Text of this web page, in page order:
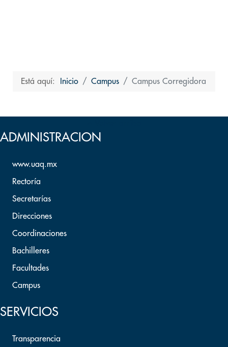
Está aquí: Inicio Campus Campus Corregidora
ADMINISTRACION
www.uaq.mx
Rectoría
Secretarías
Direcciones
Coordinaciones
Bachilleres
Facultades
Campus
SERVICIOS
Transparencia